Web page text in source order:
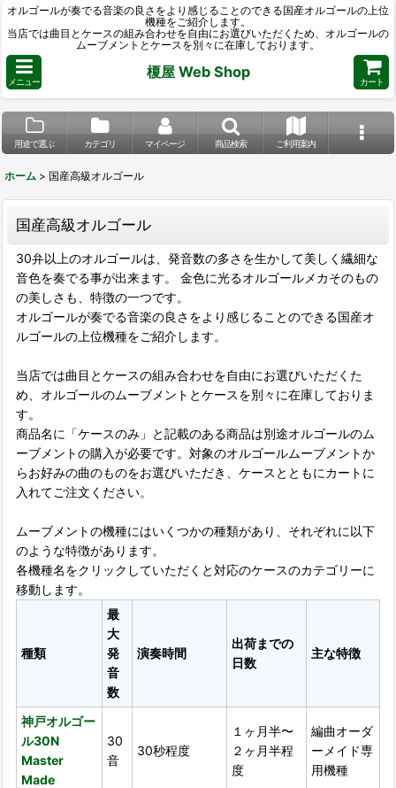
オルゴールが奏でる音楽の良さをより感じることのできる国産オルゴールの上位
機種をご紹介します。
当店では曲目とケースの組み合わせを自由にお選びいただくため、オルゴールの
ムーブメントとケースを別々に在庫しております。
メニュー
榎屋 Web Shop
カート
用途で選ぶ カテゴリ マイページ 商品検索 ご利用案内
ホーム > 国産高級オルゴール
国産高級オルゴール
30弁以上のオルゴールは、発音数の多さを生かして美しく繊細な
音色を奏でる事が出来ます。 金色に光るオルゴールメカそのもの
の美しさも、特徴の一つです。
オルゴールが奏でる音楽の良さをより感じることのできる国産オ
ルゴールの上位機種をご紹介します。
当店では曲目とケースの組み合わせを自由にお選びいただくた
め、オルゴールのムーブメントとケースを別々に在庫しておりま
す。
商品名に「ケースのみ」と記載のある商品は別途オルゴールのム
ーブメントの購入が必要です。対象のオルゴールムーブメントか
らお好みの曲のものをお選びいただき、ケースとともにカートに
入れてご注文ください。
ムーブメントの機種にはいくつかの種類があり、それぞれに以下
のような特徴があります。
各機種名をクリックしていただくと対応のケースのカテゴリーに
移動します。
種類
最
大
発
音
数
演奏時間
出荷までの
日数
主な特徴
神戸オルゴー
ル30N
Master
Made
30
音
30秒程度
１ヶ月半〜
２ヶ月半程
度
編曲オーダ
ーメイド専
用機種